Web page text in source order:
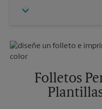
Viernes
Lunes
5:30 PM
Martes
Folletos